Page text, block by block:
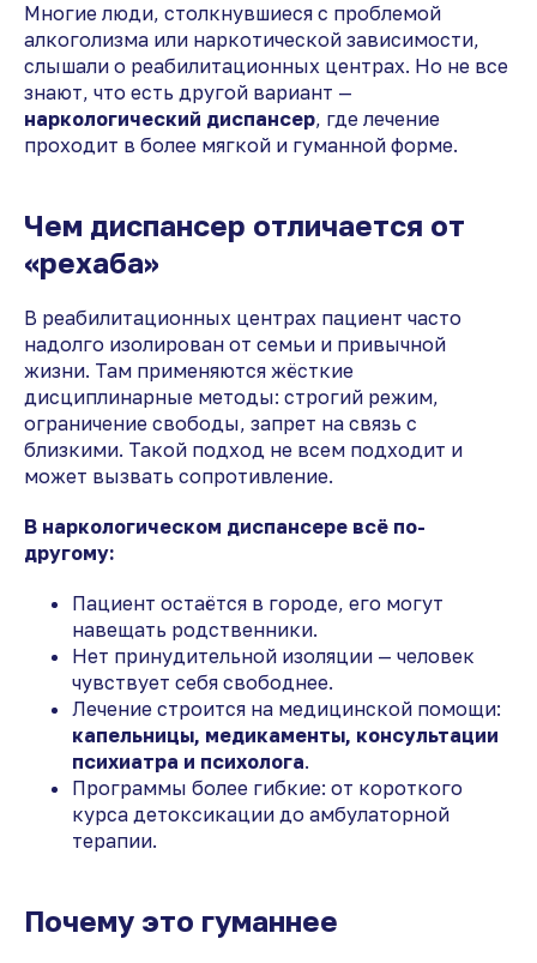
Многие люди, столкнувшиеся с проблемой
алкоголизма или наркотической зависимости,
слышали о реабилитационных центрах. Но не все
знают, что есть другой вариант —
наркологический диспансер, где лечение
проходит в более мягкой и гуманной форме.
Чем диспансер отличается от
«рехаба»
В реабилитационных центрах пациент часто
надолго изолирован от семьи и привычной
жизни. Там применяются жёсткие
дисциплинарные методы: строгий режим,
ограничение свободы, запрет на связь с
близкими. Такой подход не всем подходит и
может вызвать сопротивление.
В наркологическом диспансере всё по-
другому:
Пациент остаётся в городе, его могут
навещать родственники.
Нет принудительной изоляции — человек
чувствует себя свободнее.
Лечение строится на медицинской помощи:
капельницы, медикаменты, консультации
психиатра и психолога.
Программы более гибкие: от короткого
курса детоксикации до амбулаторной
терапии.
Почему это гуманнее